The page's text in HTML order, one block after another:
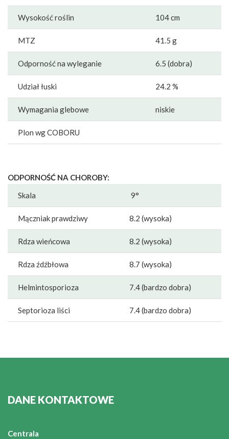
Wysokość roślin 104 cm
MTZ 41.5 g
Odporność na wyleganie 6.5 (dobra)
Udział łuski 24.2 %
Wymagania glebowe niskie
Plon wg COBORU
ODPORNOŚĆ NA CHOROBY:
Skala
9°
Mączniak prawdziwy 8.2 (wysoka)
Rdza wieńcowa 8.2 (wysoka)
Rdza źdźbłowa 8.7 (wysoka)
Helmintosporioza 7.4 (bardzo dobra)
Septorioza liści 7.4 (bardzo dobra)
DANE KONTAKTOWE
Centrala